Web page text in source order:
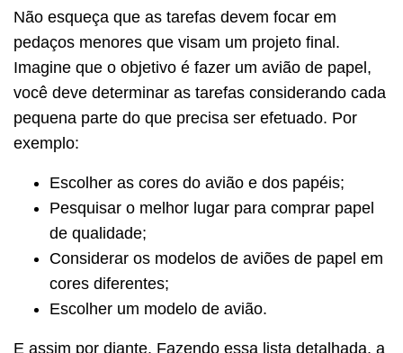
Não esqueça que as tarefas devem focar em
pedaços menores que visam um projeto final.
Imagine que o objetivo é fazer um avião de papel,
você deve determinar as tarefas considerando cada
pequena parte do que precisa ser efetuado. Por
exemplo:
Escolher as cores do avião e dos papéis;
Pesquisar o melhor lugar para comprar papel
de qualidade;
Considerar os modelos de aviões de papel em
cores diferentes;
Escolher um modelo de avião.
E assim por diante. Fazendo essa lista detalhada, a